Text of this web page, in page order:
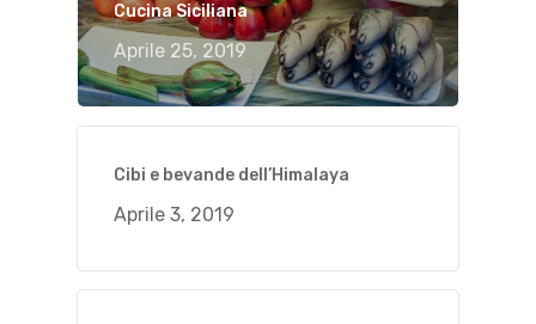
Cucina Siciliana
Aprile 25, 2019
Cibi e bevande dell’Himalaya
Aprile 3, 2019